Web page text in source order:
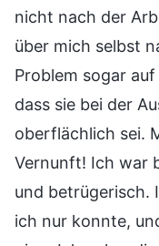
nicht nach der
über mich selbst
Problem sogar
dass sie bei der
oberflächlich sei.
Vernunft! Ich war
und betrügerisch.
ich nur konnte,